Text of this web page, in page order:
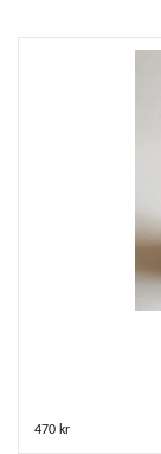
470 kr